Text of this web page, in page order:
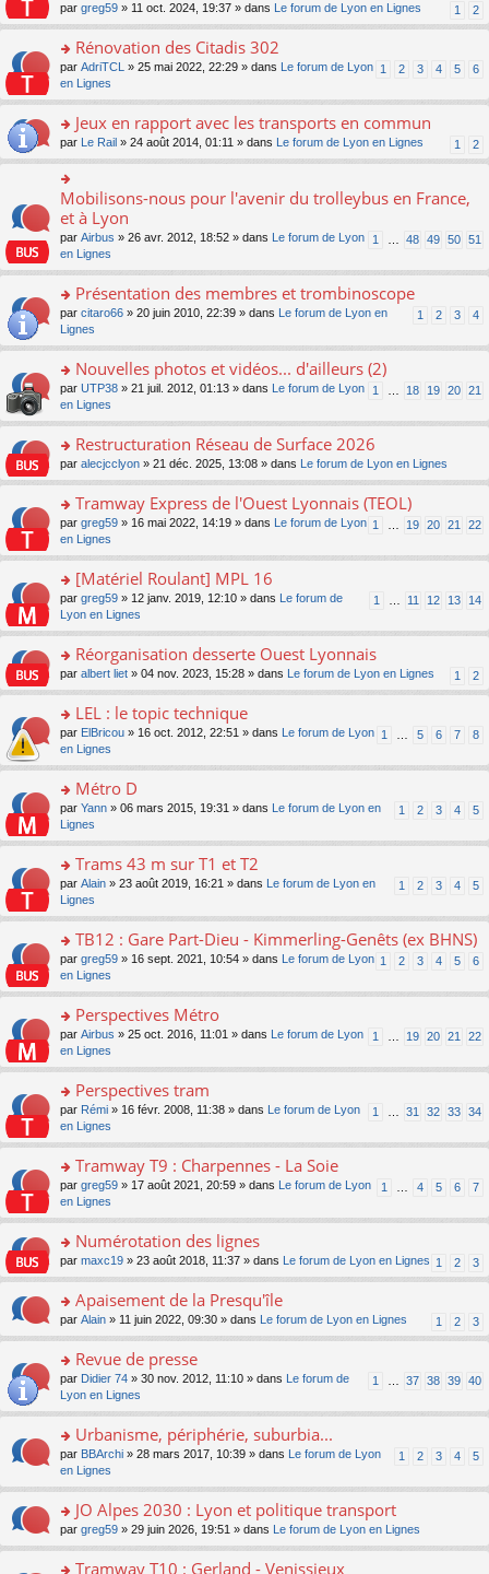
ult
er
le
m
e
s
a
g
e
n
o
n
le
u
s
ré
c
e
1 2
par greg59 » 11 oct. 2024, 19:37 » dans Le forum de Lyon en Lignes
o
n
s
er
le
m
e
s
s
g
o
n
lu
le
u
s
ré
c
e
nt
Rénovation des Citadis 302
1 2 3 4 5 6
par AdriTCL » 25 mai 2022, 22:29 » dans
Le forum de Lyon
en Lignes
o
n
s
ult
er
le
m
e
s
s
g
o
n
lu
le
u
s
ré
c
e
nt
Jeux en rapport avec les transports en commun
1 2
par Le Rail » 24 août 2014, 01:11 » dans Le forum de Lyon en Lignes
o
n
ult
le
m
e
s
s
g
e
n
o
n
lu
u
s
ré
c
e
Mobilisons-nous pour l'avenir du trolleybus en France,
et à Lyon
1 48 49 50 51
par Airbus » 26 avr. 2012, 18:52 » dans
Le forum de Lyon
en Lignes
o
s
er
le
m
e
s
s
e
n
o
n
lu
pl
ré
c
e
Présentation des membres et trombinoscope
1 2 3 4
par citaro66 » 20 juin 2010, 22:39 » dans
Le forum de Lyon en
Lignes
o
n
s
er
le
m
e
s
s
e
n
o
n
lu
pl
s
ré
c
e
Nouvelles photos et vidéos... d'ailleurs (2)
1 18 19 20 21
par UTP38 » 21 juil. 2012, 01:13 » dans
Le forum de Lyon
en Lignes
o
n
ult
er
le
m
e
s
s
e
n
o
n
le
s
ré
e
Restructuration Réseau de Surface 2026
par alecjcclyon » 21 déc. 2025, 13:08 » dans Le forum de Lyon en Lignes
o
n
s
er
le
m
e
s
s
e
n
o
n
lu
pl
ré
c
nt
Tramway Express de l'Ouest Lyonnais (TEOL)
1 19 20 21 22
par greg59 » 16 mai 2022, 14:19 » dans
Le forum de Lyon
en Lignes
o
s
er
le
m
e
s
s
e
n
o
n
lu
pl
ré
c
e
nt
[Matériel Roulant] MPL 16
1 11 12 13 14
par greg59 » 12 janv. 2019, 12:10 » dans
Le forum de
Lyon en Lignes
o
n
ult
er
le
m
e
s
s
e
n
o
n
lu
pl
ré
c
e
nt
Réorganisation desserte Ouest Lyonnais
1 2
par albert liet » 04 nov. 2023, 15:28 » dans Le forum de Lyon en Lignes
o
n
s
er
le
m
e
s
s
a
n
o
n
lu
le
u
c
e
nt
LEL : le topic technique
1 5 6 7 8
par ElBricou » 16 oct. 2012, 22:51 » dans
Le forum de Lyon
en Lignes
o
s
er
le
m
e
s
s
a
n
o
n
lu
le
u
c
e
nt
Métro D
1 2 3 4 5
par Yann » 06 mars 2015, 19:31 » dans
Le forum de Lyon en
Lignes
o
s
er
le
m
e
s
s
a
n
o
n
lu
le
u
c
e
nt
Trams 43 m sur T1 et T2
1 2 3 4 5
par Alain » 23 août 2019, 16:21 » dans
Le forum de Lyon en
Lignes
o
n
s
er
le
m
e
s
s
a
n
o
n
lu
le
u
ré
c
e
TB12 : Gare Part-Dieu - Kimmerling-Genêts (ex BHNS)
1 2 3 4 5 6
par greg59 » 16 sept. 2021, 10:54 » dans
Le forum de Lyon
en Lignes
o
n
s
er
le
m
e
s
s
a
n
o
n
lu
pl
s
ré
e
Perspectives Métro
1 19 20 21 22
par Airbus » 25 oct. 2016, 11:01 » dans
Le forum de Lyon
en Lignes
o
n
s
er
le
m
e
s
s
e
n
o
n
le
pl
s
ré
c
e
Perspectives tram
1 31 32 33 34
par Rémi » 16 févr. 2008, 11:38 » dans
Le forum de Lyon
en Lignes
o
n
s
er
le
m
e
s
g
e
n
o
n
le
s
ré
c
Tramway T9 : Charpennes - La Soie
1 4 5 6 7
par greg59 » 17 août 2021, 20:59 » dans
Le forum de Lyon
en Lignes
o
n
ult
er
le
m
e
s
g
e
n
o
n
le
Numérotation des lignes
1 2 3
par maxc19 » 23 août 2018, 11:37 » dans Le forum de Lyon en Lignes
o
n
ult
er
le
m
e
s
s
e
n
o
n
Apaisement de la Presqu'île
1 2 3
par Alain » 11 juin 2022, 09:30 » dans Le forum de Lyon en Lignes
o
s
er
le
m
e
s
s
Revue de presse
1 37 38 39 40
par Didier 74 » 30 nov. 2012, 11:10 » dans
Le forum de
Lyon en Lignes
o
n
s
er
le
m
e
Urbanisme, périphérie, suburbia...
1 2 3 4 5
par BBArchi » 28 mars 2017, 10:39 » dans
Le forum de Lyon
en Lignes
o
n
JO Alpes 2030 : Lyon et politique transport
par greg59 » 29 juin 2026, 19:51 » dans Le forum de Lyon en Lignes
Tramway T10 : Gerland - Venissieux